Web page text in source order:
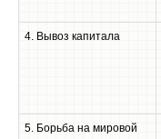
4. Вывоз капитала
5. Борьба на мировой